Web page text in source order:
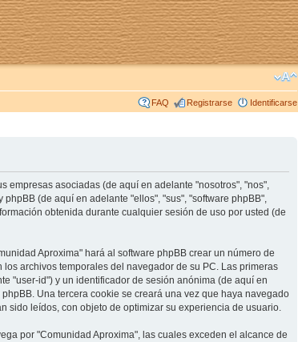
FAQ Registrarse Identificarse
empresas asociadas (de aquí en adelante "nosotros", "nos",
(de aquí en adelante "ellos", "sus", "software phpBB",
obtenida durante cualquier sesión de uso por usted (de
Aproxima" hará al software phpBB crear un número de
archivos temporales del navegador de su PC. Las primeras
"user-id") y un identificador de sesión anónima (de aquí en
Una tercera cookie se creará una vez que haya navegado
sido leídos, con objeto de optimizar su experiencia de usuario.
por "Comunidad Aproxima", las cuales exceden el alcance de